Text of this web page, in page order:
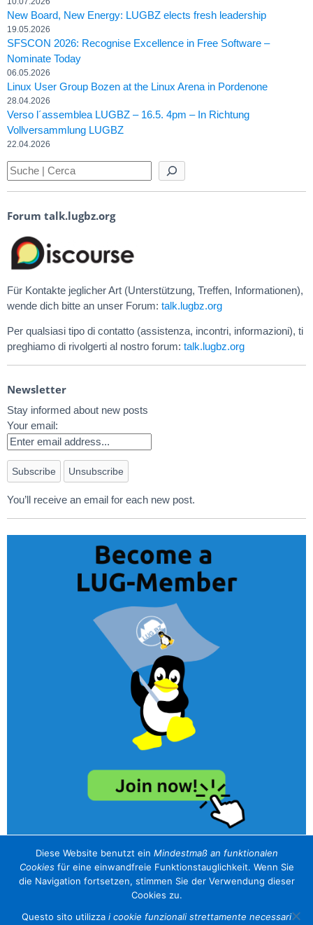
New Board, New Energy: LUGBZ elects fresh leadership
19.05.2026
SFSCON 2026: Recognise Excellence in Free Software –
Nominate Today
06.05.2026
Linux User Group Bozen at the Linux Arena in Pordenone
28.04.2026
Verso l´assemblea LUGBZ – 16.5. 4pm – In Richtung
Vollversammlung LUGBZ
22.04.2026
Forum talk.lugbz.org
Für Kontakte jeglicher Art (Unterstützung, Treffen, Informationen),
wende dich bitte an unser Forum: talk.lugbz.org
Per qualsiasi tipo di contatto (assistenza, incontri, informazioni), ti
preghiamo di rivolgerti al nostro forum: talk.lugbz.org
Newsletter
Stay informed about new posts
Your email:
You’ll receive an email for each new post.
unser Sponsor / il nostro sponsor
Diese Website benutzt ein Mindestmaß an funktionalen
Cookiesfür eine einwandfreie Funktionstauglichkeit. Wenn Sie
die Navigation fortsetzen, stimmen Sie der Verwendung dieser
Cookies zu.
Questo sito utilizza i cookie funzionali strettamente necessari